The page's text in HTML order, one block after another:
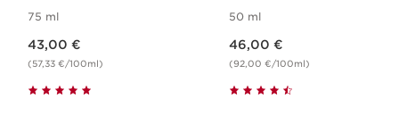
75 ml
43,00 €
(57,33 €/100ml)
50 ml
46,00 €
(92,00 €/100ml)